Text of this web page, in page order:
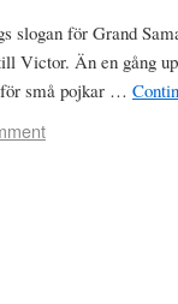
slogan för Grand
Victor. Än en gång
för små pojkar …